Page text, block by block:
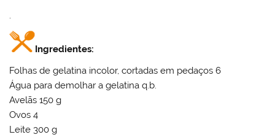
.
Ingredientes:
Folhas de gelatina incolor, cortadas em pedaços 6
Água para demolhar a gelatina q.b.
Avelãs 150 g
Ovos 4
Leite 300 g